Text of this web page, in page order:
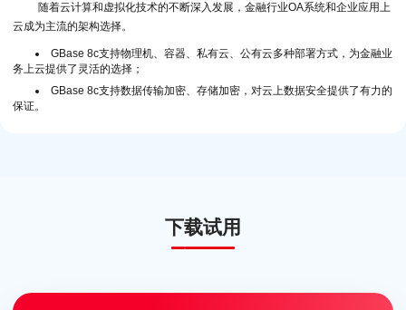
随着云计算和虚拟化技术的不断深入发展，金融行业OA系统和企业应用上
云成为主流的架构选择。
GBase 8c支持物理机、容器、私有云、公有云多种部署方式，为金融业
务上云提供了灵活的选择；
GBase 8c支持数据传输加密、存储加密，对云上数据安全提供了有力的
保证。
下载试用